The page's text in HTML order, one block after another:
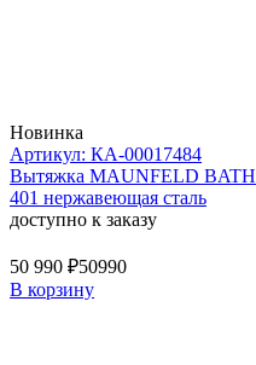
Новинка
Артикул: КА-00017484
Вытяжка MAUNFELD BATH
401 нержавеющая сталь
доступно к заказу
50 990 ₽50990
В корзину